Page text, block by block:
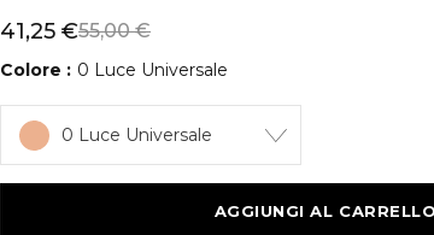
41,25 €55,00 €
Colore 0 Luce Universale
0 Luce Universale